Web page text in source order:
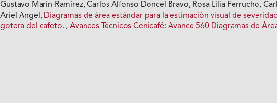
Gustavo Marín-Ramírez, Carlos Alfonso Doncel Bravo, Rosa Lilia Ferrucho,
Ariel Angel, Diagramas de área estándar para la estimación visual de
gotera del cafeto. ,Avances Técnicos Cenicafé: Avance 560 Diagramas de